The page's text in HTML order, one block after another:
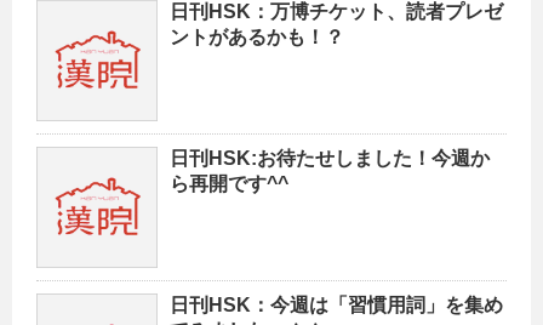
日刊HSK：万博チケット、読者プレゼ
ントがあるかも！？
日刊HSK:お待たせしました！今週か
ら再開です^^
日刊HSK：今週は「習慣用詞」を集め